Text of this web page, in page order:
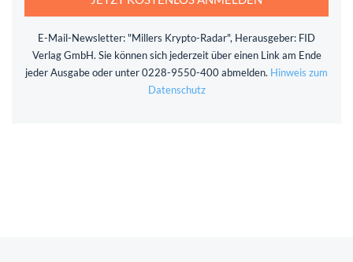
E-Mail-Newsletter: "Millers Krypto-Radar", Herausgeber: FID
Verlag GmbH. Sie können sich jederzeit über einen Link am Ende
jeder Ausgabe oder unter 0228-9550-400 abmelden. Hinweis zum
Datenschutz